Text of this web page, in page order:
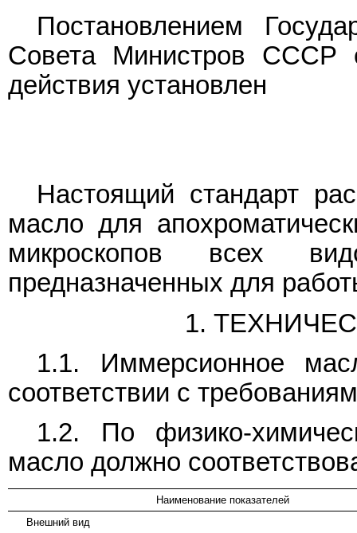
Постановлением
Совета Министров СССР
действия установлен
Настоящий стандарт
масло для
микроскопов всех
предназначенных для
1.
1.1. Иммерсионное
соответствии с
1.2. По физико-
масло должно
Наименование показателей
Внешний вид